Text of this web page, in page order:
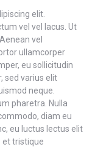
elit.
vel vel lacus. Ut
vel
ullamcorper
eu sollicitudin
sed varius elit
neque.
pharetra. Nulla
diam eu
eu luctus lectus elit
et tristique